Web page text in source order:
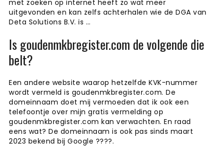
met zoeken op internet heeft zo wat meer
uitgevonden en kan zelfs achterhalen wie de DGA van
Deta Solutions B.V. is …
Is goudenmkbregister.com de volgende die
belt?
Een andere website waarop hetzelfde KVK-nummer
wordt vermeld is goudenmkbregister.com. De
domeinnaam doet mij vermoeden dat ik ook een
telefoontje over mijn gratis vermelding op
goudenmkbregister.com kan verwachten. En raad
eens wat? De domeinnaam is ook pas sinds maart
2023 bekend bij Google ????.